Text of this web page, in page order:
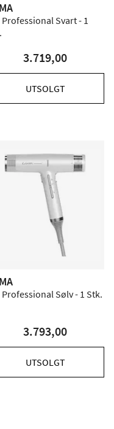
Professional Svart - 1
3.719,00
UTSOLGT
Professional Sølv - 1 Stk.
3.793,00
UTSOLGT